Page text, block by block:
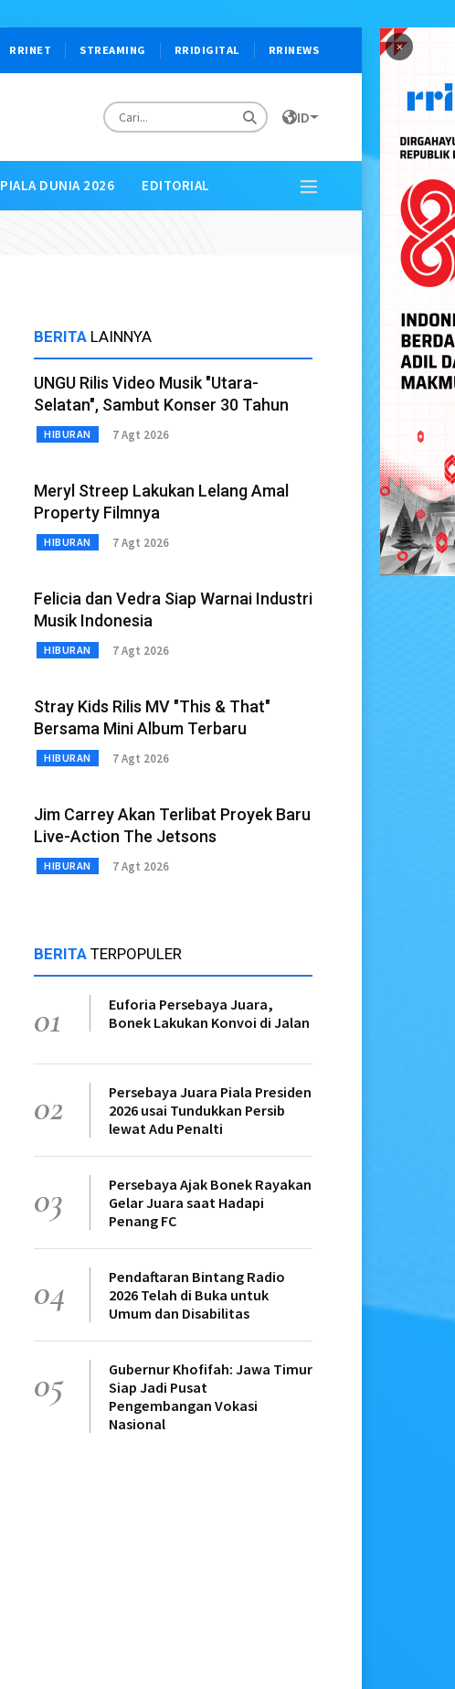
×
RRINET STREAMING RRIDIGITAL RRINEWS
ID
PIALA DUNIA 2026 EDITORIAL
BERITA LAINNYA
UNGU Rilis Video Musik "Utara-
Selatan", Sambut Konser 30 Tahun
HIBURAN 7 Agt 2026
Meryl Streep Lakukan Lelang Amal
Property Filmnya
HIBURAN 7 Agt 2026
Felicia dan Vedra Siap Warnai Industri
Musik Indonesia
HIBURAN 7 Agt 2026
Stray Kids Rilis MV "This & That"
Bersama Mini Album Terbaru
HIBURAN 7 Agt 2026
Jim Carrey Akan Terlibat Proyek Baru
Live-Action The Jetsons
HIBURAN 7 Agt 2026
BERITA TERPOPULER
01
Euforia Persebaya Juara,
Bonek Lakukan Konvoi di Jalan
02
Persebaya Juara Piala Presiden
2026 usai Tundukkan Persib
lewat Adu Penalti
03
Persebaya Ajak Bonek Rayakan
Gelar Juara saat Hadapi
Penang FC
04
Pendaftaran Bintang Radio
2026 Telah di Buka untuk
Umum dan Disabilitas
05
Gubernur Khofifah: Jawa Timur
Siap Jadi Pusat
Pengembangan Vokasi
Nasional